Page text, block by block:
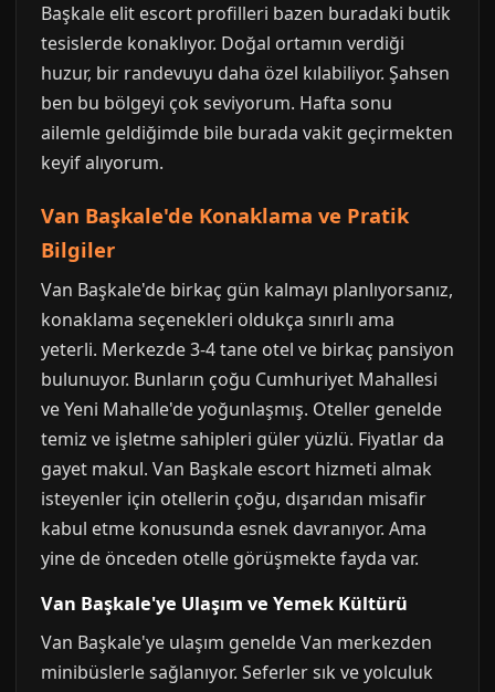
Başkale elit escort profilleri bazen buradaki butik
tesislerde konaklıyor. Doğal ortamın verdiği
huzur, bir randevuyu daha özel kılabiliyor. Şahsen
ben bu bölgeyi çok seviyorum. Hafta sonu
ailemle geldiğimde bile burada vakit geçirmekten
keyif alıyorum.
Van Başkale'de Konaklama ve Pratik
Bilgiler
Van Başkale'de birkaç gün kalmayı planlıyorsanız,
konaklama seçenekleri oldukça sınırlı ama
yeterli. Merkezde 3-4 tane otel ve birkaç pansiyon
bulunuyor. Bunların çoğu Cumhuriyet Mahallesi
ve Yeni Mahalle'de yoğunlaşmış. Oteller genelde
temiz ve işletme sahipleri güler yüzlü. Fiyatlar da
gayet makul. Van Başkale escort hizmeti almak
isteyenler için otellerin çoğu, dışarıdan misafir
kabul etme konusunda esnek davranıyor. Ama
yine de önceden otelle görüşmekte fayda var.
Van Başkale'ye Ulaşım ve Yemek Kültürü
Van Başkale'ye ulaşım genelde Van merkezden
minibüslerle sağlanıyor. Seferler sık ve yolculuk